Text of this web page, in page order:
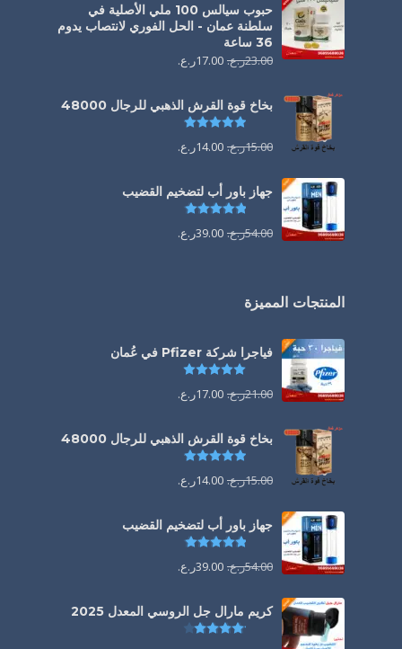
حبوب سيالس 100 ملي الأصلية في
سلطنة عمان - الحل الفوري لانتصاب يدوم
36 ساعة
23.00ر.ع. 17.00ر.ع.
بخاخ قوة القرش الذهبي للرجال 48000
تم التقييم
15.00ر.ع. 14.00ر.ع.
جهاز باور أب لتضخيم القضيب
تم التقييم
54.00ر.ع. 39.00ر.ع.
المنتجات المميزة
فياجرا شركة Pfizer في عُمان
21.00ر.ع. 17.00ر.ع.
بخاخ قوة القرش الذهبي للرجال 48000
تم التقييم
15.00ر.ع. 14.00ر.ع.
جهاز باور أب لتضخيم القضيب
تم التقييم
54.00ر.ع. 39.00ر.ع.
كريم مارال جل الروسي المعدل 2025
تم التقييم